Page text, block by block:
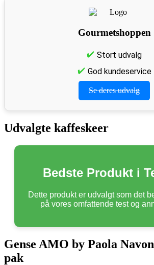
Gourmetshoppen
Stort udvalg
God kundeservice
Se deres udvalg
Udvalgte kaffeskeer
Bedste Produkt i
Dette produkt er udvalgt som det
på vores omfattende test og
Gense AMO by Paola
pak